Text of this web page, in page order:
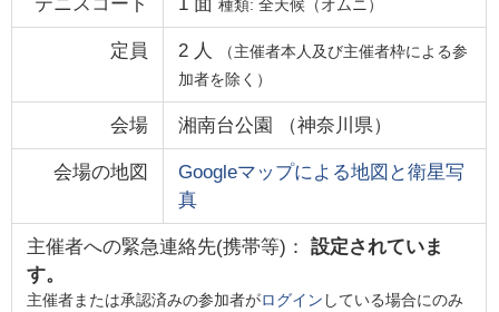
種類: 全天候（オムニ）
定員 2 人
（主催者本人及び主催者枠による参
加者を除く）
会場 湘南台公園 （神奈川県）
会場の地図
Googleマップによる地図と衛星写
真
主催者への緊急連絡先(携帯等)： 設定されていま
す。
主催者または承認済みの参加者がログイン している場合にのみ